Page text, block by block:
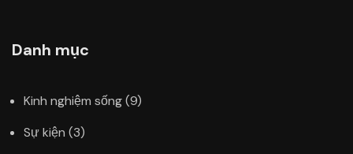
Danh mục
Kinh nghiệm sống(9)
Sự kiện (3)